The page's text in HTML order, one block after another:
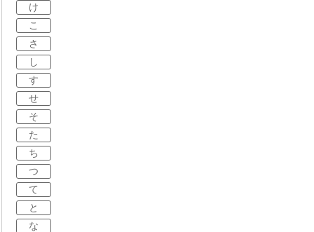
け
こ
さ
し
す
せ
そ
た
ち
つ
て
と
な